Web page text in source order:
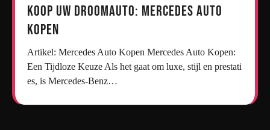
Koop uw droomauto: Mercedes auto
kopen
Artikel: Mercedes Auto Kopen Mercedes Auto Kopen:
Een Tijdloze Keuze Als het gaat om luxe, stijl en prestati
es, is Mercedes-Benz…